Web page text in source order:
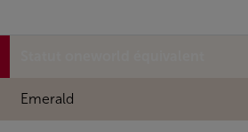
Emerald